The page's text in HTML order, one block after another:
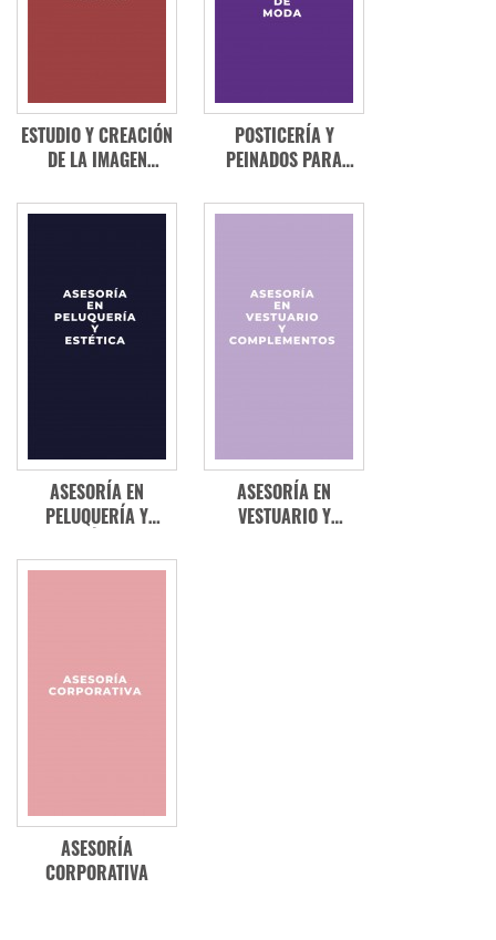
ESTUDIO Y CREACIÓN
DE LA IMAGEN
POSTICERÍA Y
PEINADOS PARA
AUDIOVISUALES Y DE
ASESORÍA EN
PELUQUERÍA Y
ASESORÍA EN
VESTUARIO Y
ASESORÍA
CORPORATIVA